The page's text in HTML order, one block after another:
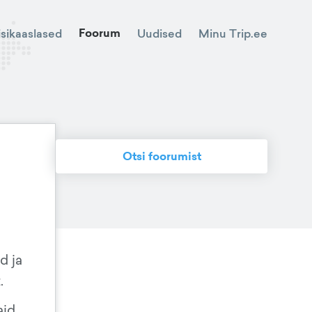
Foorum Uudised Minu Trip.ee
ja
Otsi foorumist